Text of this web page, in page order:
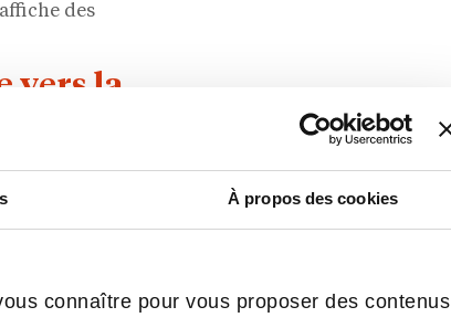
À propos des cookies
connaître pour vous proposer des contenus
des
vers la
avons bien
d’énergie. Nous
à travers des
lieu du
Yves Allibert,